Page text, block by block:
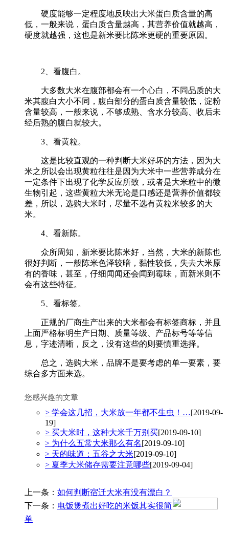
硬度能够一定程度地反映出大米蛋白质含量的高
低，一般来说，蛋白质含量越高，其营养价值就越高，
硬度就越强，这也是新米要比陈米更硬的重要原因。
2、看腹白。
大多数大米在腹部都会有一个心白，不同品质的大
米其腹白大小不同，腹白部分的蛋白质含量较低，淀粉
含量较高，一般来说，不够成熟、含水分较高、收后未
经后熟的腹白就较大。
3、看黄粒。
这是比较直观的一种判断大米好坏的方法，因为大
米之所以会出现黄粒往往是因为大米中一些营养成分在
一定条件下出现了化学反应所致，或者是大米粒中的微
生物引起，这些黄粒大米无论是口感还是营养价值都较
差，所以，选购大米时，尽量不选有黄粒米较多的大
米。
4、看新陈。
众所周知，新米要比陈米好，当然，大米的新陈也
很好判断，一般陈米色泽较暗，黏性较低，失去大米原
有的香味，甚至，仔细闻闻还会闻到霉味，而新米则不
会有这些特征。
5、看标签。
正规的厂商生产出来的大米都会有标签商标，并且
上面严格标明生产日期、质量等级、产品标号等等信
息，字迹清晰，反之，没有这些的则要慎重选择。
总之，选购大米，品牌不是要考虑的单一要素，要
综合多方面来选。
您感兴趣的文章
> 学会这几招，大米放一年都不生虫！…[2019-09-
19]
> 买大米时，这种大米千万别买[2019-09-10]
> 为什么五常大米那么有名[2019-09-10]
> 天的味道：五谷之大米[2019-09-10]
> 夏季大米储存需要注意哪些[2019-09-04]
上一条： 如何判断宿迁大米有没有漂白？
下一条： 电饭煲煮出好吃的米饭其实很简
单